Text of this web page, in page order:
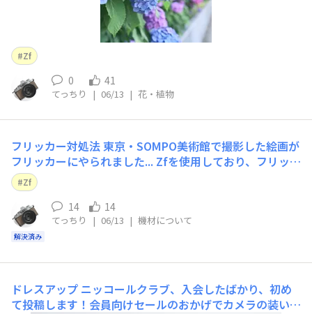
Zf
0 41
てっちり | 06/13 | 花・植物
フリッカー対処法東京・SOMPO美術館で撮影した絵画が
フリッカーにやられました... Zfを使用しており、フリッカ
ー低減ON、メカシャッター使用、シャッタースピードの
調整などいろいろその場で対処はしたもののこうなりまし
た。この画像は現像前です。 RAWデータがあるので、NX
Studioでの現像でなんとかなりますで
Zf
解決済み
14 14
てっちり | 06/13 | 機材について
ドレスアップ ニッコールクラブ、入会したばかり、初め
て投稿します！会員向けセールのおかげでカメラの装いが